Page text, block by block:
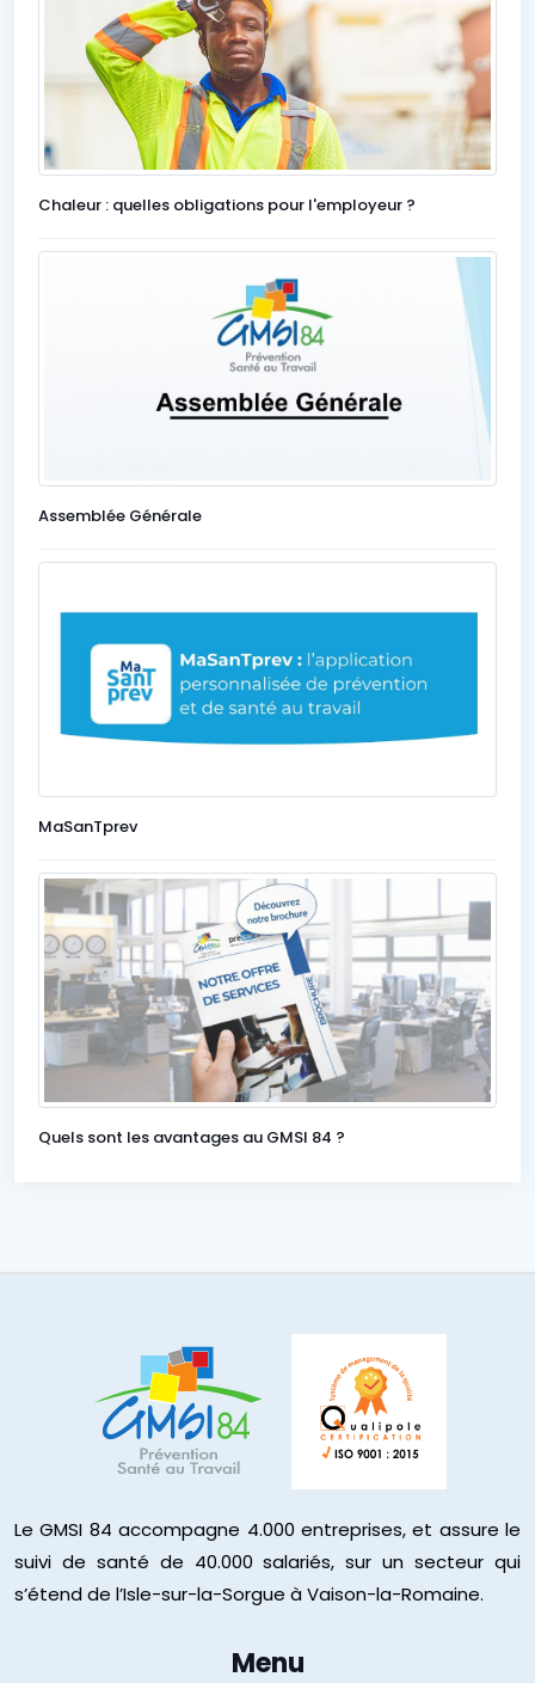
Chaleur : quelles obligations pour l'employeur ?
Assemblée Générale
MaSanTprev
Quels sont les avantages au GMSI 84 ?
Le GMSI 84 accompagne 4.000 entreprises, et assure le
suivi de santé de 40.000 salariés, sur un secteur qui
s’étend de l’Isle-sur-la-Sorgue à Vaison-la-Romaine.
Menu